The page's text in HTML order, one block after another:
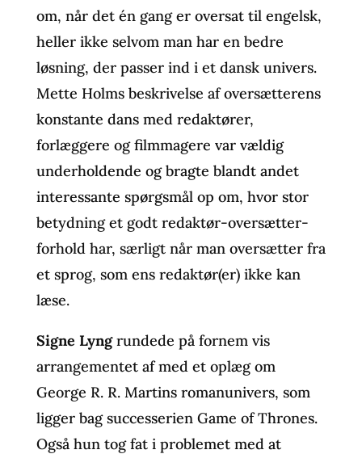
om, når det én gang er oversat til engelsk,
heller ikke selvom man har en bedre
løsning, der passer ind i et dansk univers.
Mette Holms beskrivelse af oversætterens
konstante dans med redaktører,
forlæggere og filmmagere var vældig
underholdende og bragte blandt andet
interessante spørgsmål op om, hvor stor
betydning et godt redaktør-oversætter-
forhold har, særligt når man oversætter fra
et sprog, som ens redaktør(er) ikke kan
læse.
Signe Lyngrundede på fornem vis
arrangementet af med et oplæg om
George R. R. Martins romanunivers, som
ligger bag successerien Game of Thrones.
Også hun tog fat i problemet med at